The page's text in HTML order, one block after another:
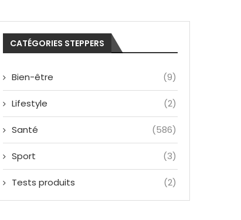
CATÉGORIES STEPPERS
Bien-être (9)
Lifestyle (2)
Santé (586)
Sport (3)
Tests produits (2)